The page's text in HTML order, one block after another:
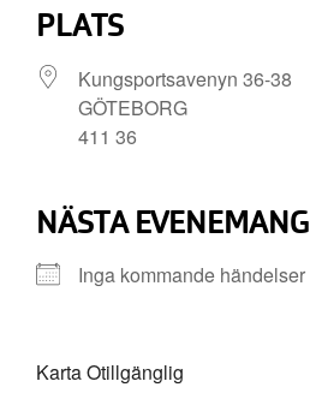
PLATS
Kungsportsavenyn 36-38
GÖTEBORG
411 36
NÄSTA EVENEMANG
Inga kommande händelser
Karta Otillgänglig